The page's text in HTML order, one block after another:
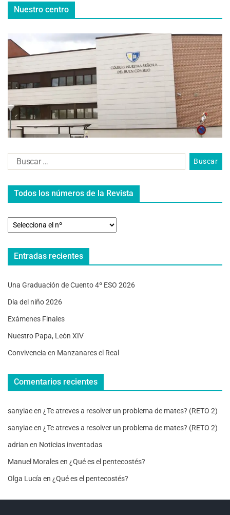
Nuestro centro
Todos los números de la Revista
Entradas recientes
Una Graduación de Cuento 4º ESO 2026
Día del niño 2026
Exámenes Finales
Nuestro Papa, León XIV
Convivencia en Manzanares el Real
Comentarios recientes
sanyiaeen ¿Te atreves a resolver un problema de mates? (RETO 2)
sanyiaeen ¿Te atreves a resolver un problema de mates? (RETO 2)
adrian en Noticias inventadas
Manuel Moralesen ¿Qué es el pentecostés?
Olga Lucía en ¿Qué es el pentecostés?